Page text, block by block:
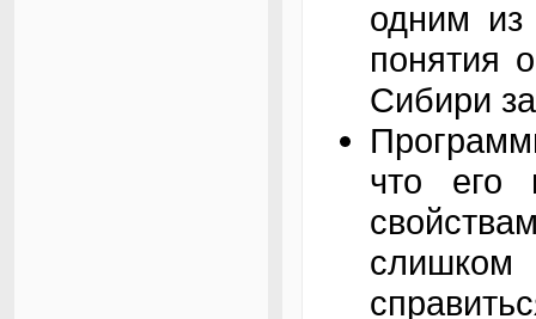
одним
понятия
Сибири
что его
слишком